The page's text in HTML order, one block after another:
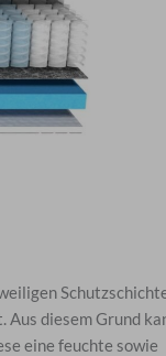
diesem Grund
eine feuchte sowie